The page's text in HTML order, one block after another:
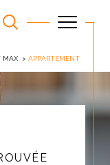
MAX APPARTEMENT